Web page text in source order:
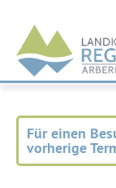
Landkreis
Regen
Für einen
vorherige